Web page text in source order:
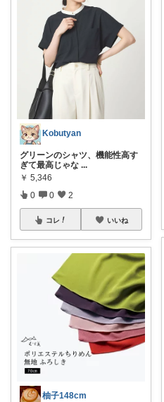
Kobutyan
グリーンのシャツ、機能性高す
ぎて最高じゃな ...
￥ 5,346
0 0 2
コレ いいね
柚子148cm